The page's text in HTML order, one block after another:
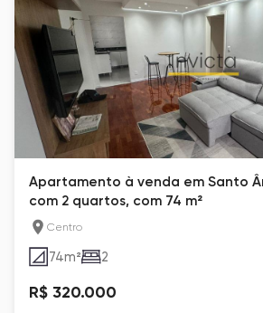
Apartamento à venda em Santo
com 2 quartos, com 74 m²
Centro
74m² 2
R$ 320.000